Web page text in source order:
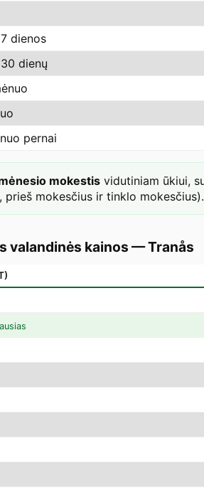
dienos
dienų
pernai
mokestis vidutiniam ūkiui,
prieš mokesčius ir tinklo mokesčius).
valandinės kainos —Tranås